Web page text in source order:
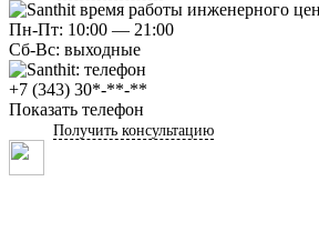
Пн-Пт: 10:00 — 21:00
Сб-Вс: выходные
+7 (343) 30*-**-**
Показать телефон
Получить консультацию